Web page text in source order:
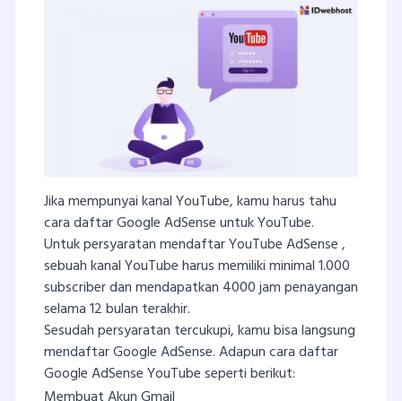
Jika mempunyai kanal YouTube, kamu harus tahu
cara daftar Google AdSense untuk YouTube.
Untuk persyaratan mendaftar YouTube AdSense ,
sebuah kanal YouTube harus memiliki minimal 1.000
subscriber dan mendapatkan 4000 jam penayangan
selama 12 bulan terakhir.
Sesudah persyaratan tercukupi, kamu bisa langsung
mendaftar Google AdSense. Adapun cara daftar
Google AdSense YouTube seperti berikut: